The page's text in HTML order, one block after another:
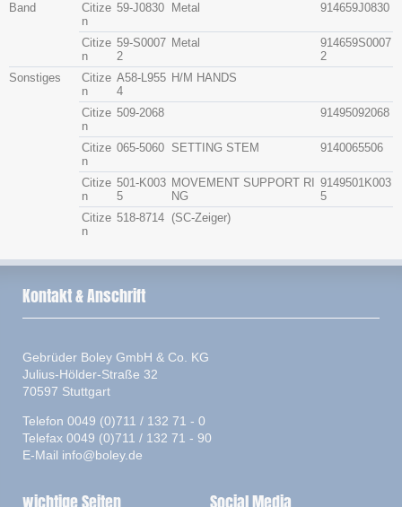
Band
Citize
n
59-J0830 Metal 914659J0830
Citize
n
59-S0007
2
Metal
914659S0007
2
Sonstiges
Citize
n
A58-L955
4
H/M HANDS
Citize
n
509-2068 91495092068
Citize
n
065-5060 SETTING STEM 9140065506
Citize
n
501-K003
5
MOVEMENT SUPPORT RI
NG
9149501K003
5
Citize
n
518-8714 (SC-Zeiger)
Kontakt & Anschrift
Gebrüder Boley GmbH & Co. KG
Julius-Hölder-Straße 32
70597 Stuttgart
Telefon 0049 (0)711 / 132 71 - 0
Telefax 0049 (0)711 / 132 71 - 90
E-Mail info@boley.de